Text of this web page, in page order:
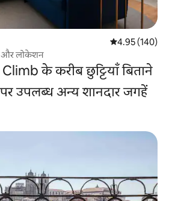
औसत रेटिंग 5 में से
4.95 (140)
और लोकेशन
के करीब छुट्टियाँ बिताने
उपलब्ध अन्य शानदार जगहें